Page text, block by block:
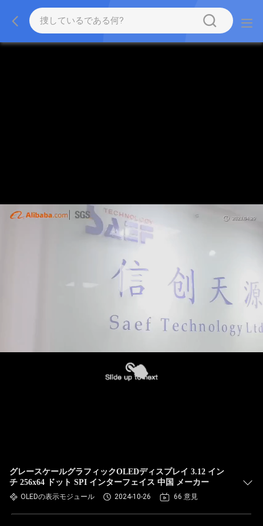
グレースケールグラフィックOLEDディスプレイ 3.12 イン
チ 256x64 ドット SPI インターフェイス 中国 メーカー
OLEDの表示モジュール 2024-10-26 66 意見